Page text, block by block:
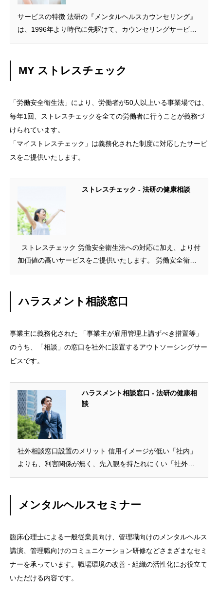
サービスの特徴 法研の『メンタルヘルスカウンセリング』
は、1996年より時代に先駆けて、カウンセリングサービス
を開始しました。開始当初は、面接形式のカウンセリング
お応 […]
MY ストレスチェック
「労働安全衛生法」により、労働者が50人以上いる事業場では、
毎年1回、ストレスチェックを全ての労働者に行うことが義務づ
けられています。
「マイストレスチェック」は義務化された制度に対応したサービ
スをご提供いたします。
ストレスチェック - 法研の健康相談
ストレスチェック 労働安全衛生法への対応に加え、より付
加価値の高いサービスをご提供いたします。 労働安全衛生
法により、労働者が50人以上いる事業場では、年に1度、ス
ハラスメント相談窓口
事業主に義務化された 「事業主が雇用管理上講ずべき措置等」
のうち、「相談」の窓口を社外に設置するアウトソーシングサー
ビスです。
ハラスメント相談窓口 - 法研の健康相
談
社外相談窓口設置のメリット 信用イメージが低い「社内」
よりも、利害関係が無く、先入観を持たれにくい「社外」
に相談窓口を設置することを通じて、相談のハードルが下
の相談を促 […]
メンタルヘルスセミナー
臨床心理士による一般従業員向け、管理職向けのメンタルヘルス
講演、管理職向けのコミュニケーション研修などさまざまなセミ
ナーを承っています。職場環境の改善・組織の活性化にお役立て
いただける内容です。